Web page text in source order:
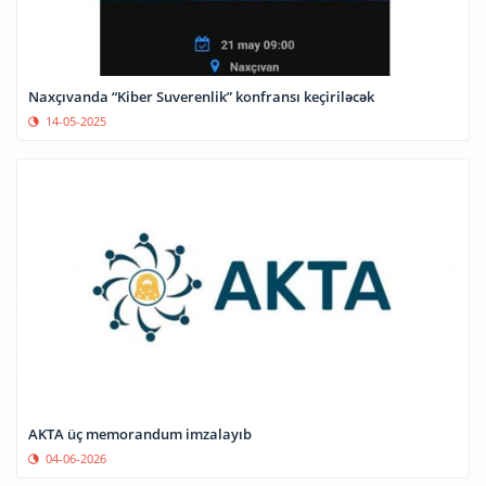
Naxçıvanda “Kiber Suverenlik” konfransı keçiriləcək
14-05-2025
AKTA üç memorandum imzalayıb
04-06-2026